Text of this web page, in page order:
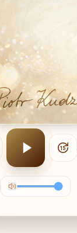
15